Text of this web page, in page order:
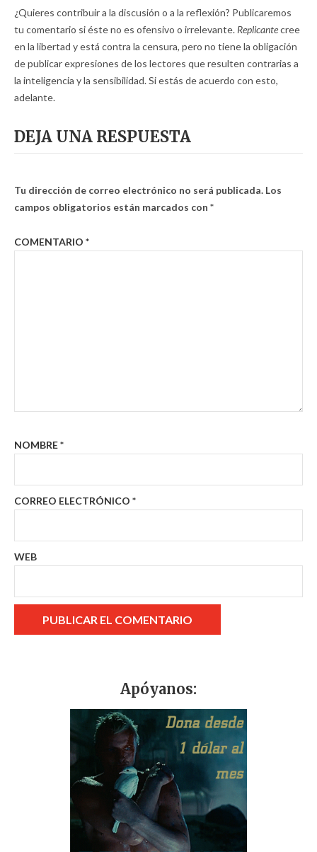
¿Quieres contribuir a la discusión o a la reflexión? Publicaremos
tu comentario si éste no es ofensivo o irrelevante. Replicantecree
en la libertad y está contra la censura, pero no tiene la obligación
de publicar expresiones de los lectores que resulten contrarias a
la inteligencia y la sensibilidad. Si estás de acuerdo con esto,
adelante.
DEJA UNA RESPUESTA
Tu dirección de correo electrónico no será publicada. Los
campos obligatorios están marcados con *
COMENTARIO *
NOMBRE*
CORREO ELECTRÓNICO *
WEB
Apóyanos: